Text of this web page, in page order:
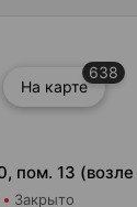
На карте
638
Закрыто